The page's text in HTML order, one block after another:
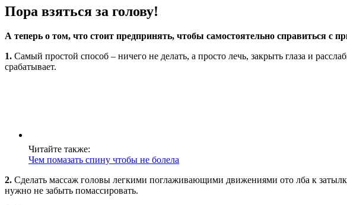
Пора взяться за голову!
А теперь о том, что стоит предпринять, чтобы самостоятельно справиться с
1. Самый простой способ – ничего не делать, а просто лечь, закрыть глаза и
срабатывает.
Читайте также:
Чем помазать спину чтобы не болела
2. Сделать массаж головы легкими поглаживающими движениями ото лба к
нужно не забыть помассировать.